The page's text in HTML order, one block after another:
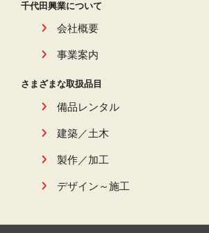
千代田興業について
会社概要
事業案内
さまざまな取扱品目
備品レンタル
建築／土木
製作／加工
デザイン～施工